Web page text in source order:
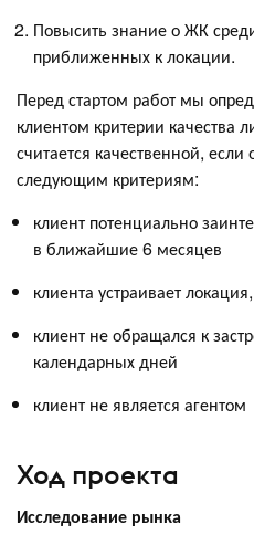
Повысить знание о ЖК
приближенных к локации.
Перед стартом работ мы
клиентом критерии качества
считается качественной,
следующим критериям:
клиент потенциально
в ближайшие 6 месяцев
клиента устраивает
клиент не обращался к
календарных дней
клиент не является агентом
Ход проекта
Исследование рынка